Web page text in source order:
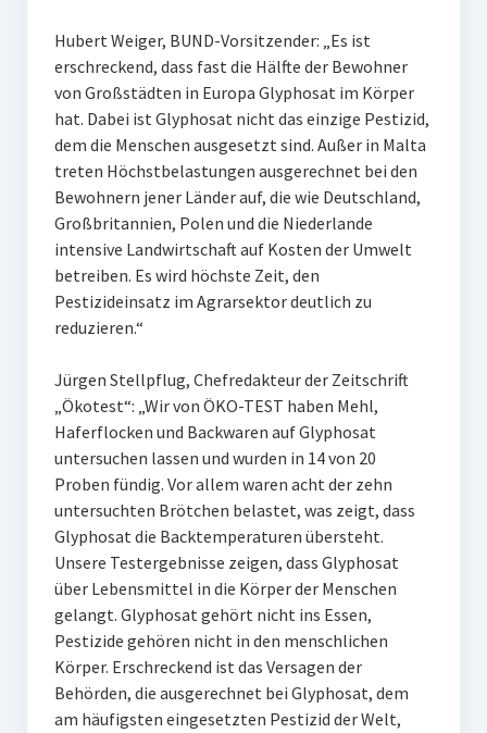
Hubert Weiger, BUND-Vorsitzender: „Es ist
erschreckend, dass fast die Hälfte der Bewohner
von Großstädten in Europa Glyphosat im Körper
hat. Dabei ist Glyphosat nicht das einzige Pestizid,
dem die Menschen ausgesetzt sind. Außer in Malta
treten Höchstbelastungen ausgerechnet bei den
Bewohnern jener Länder auf, die wie Deutschland,
Großbritannien, Polen und die Niederlande
intensive Landwirtschaft auf Kosten der Umwelt
betreiben. Es wird höchste Zeit, den
Pestizideinsatz im Agrarsektor deutlich zu
reduzieren.“
Jürgen Stellpflug, Chefredakteur der Zeitschrift
„Ökotest“: „Wir von ÖKO-TEST haben Mehl,
Haferflocken und Backwaren auf Glyphosat
untersuchen lassen und wurden in 14 von 20
Proben fündig. Vor allem waren acht der zehn
untersuchten Brötchen belastet, was zeigt, dass
Glyphosat die Backtemperaturen übersteht.
Unsere Testergebnisse zeigen, dass Glyphosat
über Lebensmittel in die Körper der Menschen
gelangt. Glyphosat gehört nicht ins Essen,
Pestizide gehören nicht in den menschlichen
Körper. Erschreckend ist das Versagen der
Behörden, die ausgerechnet bei Glyphosat, dem
am häufigsten eingesetzten Pestizid der Welt,